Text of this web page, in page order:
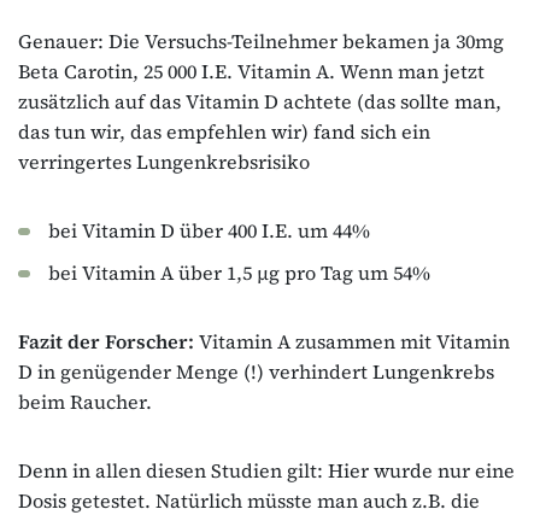
Genauer: Die Versuchs-Teilnehmer bekamen ja 30mg
Beta Carotin, 25 000 I.E. Vitamin A. Wenn man jetzt
zusätzlich auf das Vitamin D achtete (das sollte man,
das tun wir, das empfehlen wir) fand sich ein
verringertes Lungenkrebsrisiko
bei Vitamin D über 400 I.E. um 44%
bei Vitamin A über 1,5 μg pro Tag um 54%
Fazit der Forscher: Vitamin A zusammen mit Vitamin
D in genügender Menge (!) verhindert Lungenkrebs
beim Raucher.
Denn in allen diesen Studien gilt: Hier wurde nur eine
Dosis getestet. Natürlich müsste man auch z.B. die